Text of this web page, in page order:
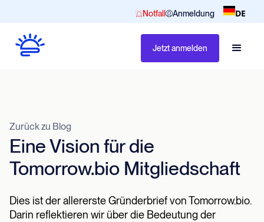
Notfall Anmeldung DE
Jetzt anmelden
Zurück zu Blog
Eine Vision für die
Tomorrow.bio Mitgliedschaft
Dies ist der allererste Gründerbrief von Tomorrow.bio.
Darin reflektieren wir über die Bedeutung der